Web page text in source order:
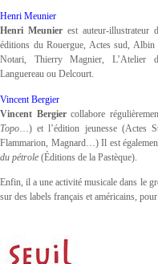
Henri Meunier
Henri Meunier est auteur-illustrateur
éditions du Rouergue, Actes sud,
Notari, Thierry Magnier, L’Atelier
Languereau ou Delcourt.
Vincent Bergier
Vincent Bergiercollabore
Topo …) et l’édition jeunesse (Actes
Flammarion, Magnard…) Il est également
du pétrole (Éditions de la Pastèque).
Enfin, il a une activité musicale dans le
sur des labels français et américains,